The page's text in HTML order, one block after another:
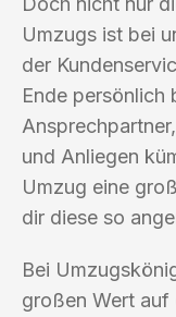
Umzugs ist bei
der
Ende persönlich
und Anliegen
Umzug eine
dir diese so
Bei
großen Wert auf